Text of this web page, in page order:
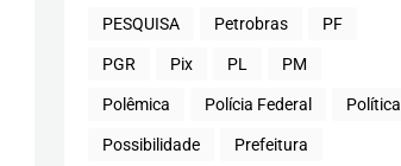
PESQUISA Petrobras PF
PGR Pix PL PM
Polêmica Polícia Federal Política
Possibilidade Prefeitura